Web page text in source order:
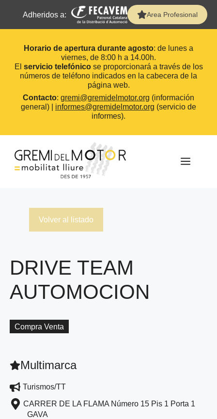
Adheridos a: Area Profesional
Horario de apertura durante agosto: de lunes a
viernes, de 8:00 h a 14.00h.
El servicio telefónicose proporcionará a través de los
números de teléfono indicados en la cabecera de la
página web.
Contacto: gremi@gremidelmotor.org (información
general) | informes@gremidelmotor.org (servicio de
informes).
contenido
Volver al listado
DRIVE TEAM
AUTOMOCION
Compra Venta
Multimarca
Turismos/TT
CARRER DE LA FLAMA Número 15 Pis 1 Porta 1
GAVA